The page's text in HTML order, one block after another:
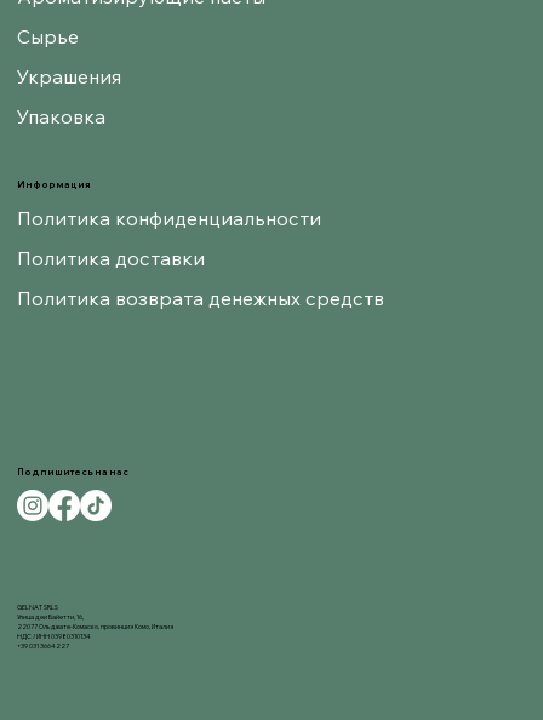
Информация
Политика конфиденциальности
Политика доставки
Политика возврата денежных средств
Сырье
Украшения
Упаковка
Подпишитесь на нас
GELNAT SRLS
Улица деи Байетти, 16,
22077 Ольджате-Комаско, провинция Комо, Италия
НДС / ИНН 03980310134
+39 031 3664227